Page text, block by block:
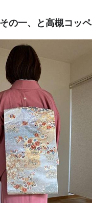
の一、と高槻コッペ